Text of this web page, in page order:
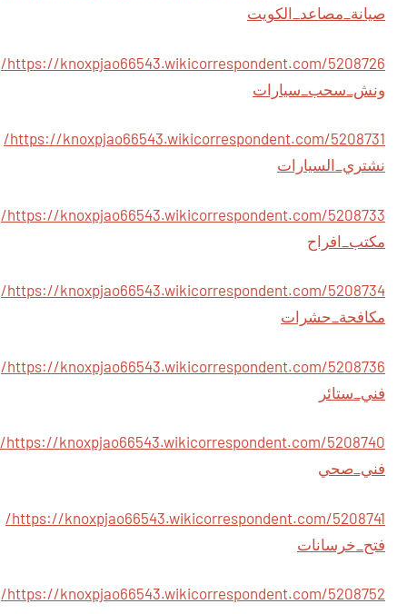
صيانة_مصاعد_الكويت
https://knoxpjao66543.wikicorrespondent.com/5208726/
ونش_سحب_سيارات
https://knoxpjao66543.wikicorrespondent.com/5208731/
نشتري_السيارات
https://knoxpjao66543.wikicorrespondent.com/5208733/
مكتب_افراح
https://knoxpjao66543.wikicorrespondent.com/5208734/
مكافحة_حشرات
https://knoxpjao66543.wikicorrespondent.com/5208736/
فني_ستائر
https://knoxpjao66543.wikicorrespondent.com/5208740/
فني_صحي
https://knoxpjao66543.wikicorrespondent.com/5208741/
فتح_خرسانات
https://knoxpjao66543.wikicorrespondent.com/5208752/